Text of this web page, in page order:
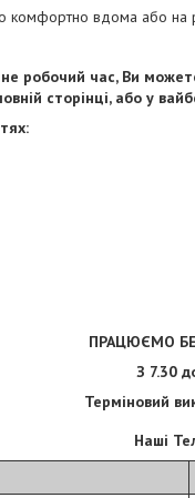
вдома або на
робочий час, Ви
сторінці, або у
ПРАЦЮЄМО
З 7.30
Терміновий
Наші